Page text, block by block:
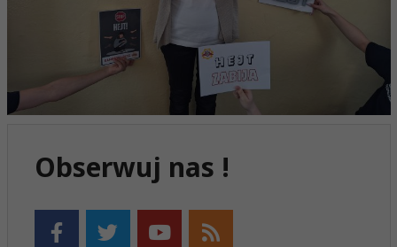
Obserwuj nas !